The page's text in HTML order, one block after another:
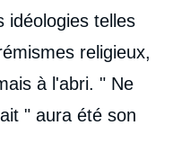
idéologies telles
religieux,
à l'abri. " Ne
" aura été son